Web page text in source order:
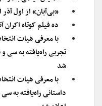
«بی‌آبان» از اول
ده فیلم کوتاه اکران
با معرفی هیات
تجربی راه‌یافته به سی
شد
با معرفی هیات
داستانی راه‌یافته به